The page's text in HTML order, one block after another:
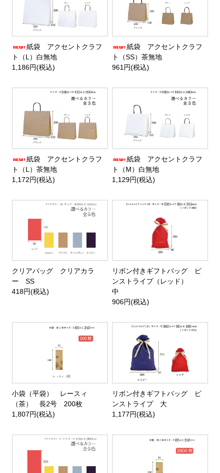
紙袋 アクセントクラフ
ト（L）白無地
1,186円(税込)
紙袋 アクセントクラフ
ト（SS）茶無地
961円(税込)
紙袋 アクセントクラフ
ト（L）茶無地
1,172円(税込)
紙袋 アクセントクラフ
ト（M）白無地
1,129円(税込)
クリアバッグ クリアカラ
ー SS
418円(税込)
リボン付きギフトバッグ ピ
ンストライプ（レッド）
中
906円(税込)
小袋（平袋） レースィ
（茶） 長2号 200枚
1,807円(税込)
リボン付きギフトバッグ ピ
ンストライプ 大
1,177円(税込)